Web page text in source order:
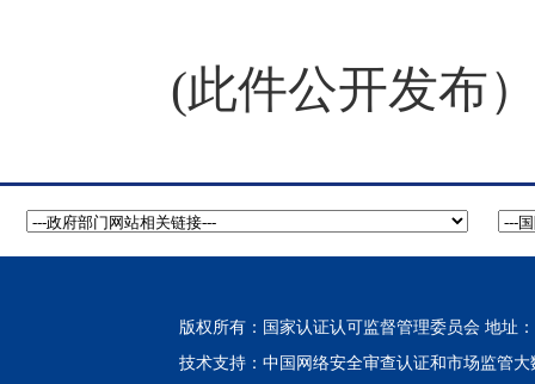
(此件公开发布
版权所有：国家认证认可监督管理委员会 地址
技术支持： 中国网络安全审查认证和市场监管